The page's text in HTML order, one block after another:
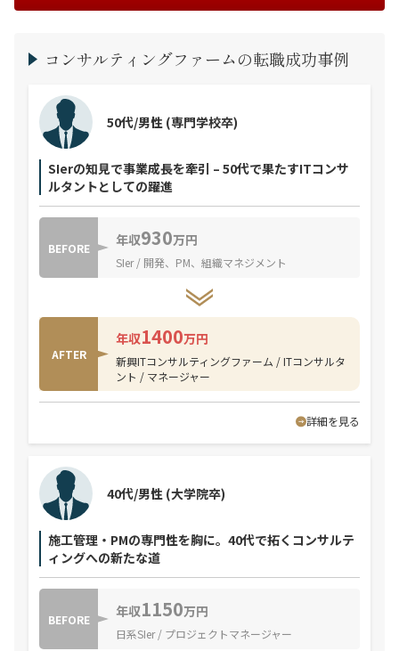
コンサルティングファームの転職成功事例
SIerの知見で事業成長を牽引 – 50代で果たすITコンサ
ルタントとしての躍進
50代/男性 (専門学校卒)
BEFORE 年収930万円
SIer / 開発、PM、組織マネジメント
AFTER
年収1400万円
新興ITコンサルティングファーム / ITコンサルタ
ント / マネージャー
詳細を見る
施工管理・PMの専門性を胸に。40代で拓くコンサルテ
ィングへの新たな道
40代/男性 (大学院卒)
BEFORE 年収1150万円
日系SIer / プロジェクトマネージャー